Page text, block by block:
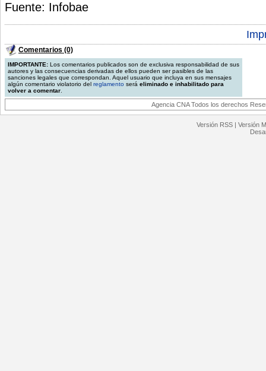
Fuente: Infobae
Comentarios (0)
IMPORTANTE: Los comentarios publicados son de exclusiva responsabilidad de sus
autores y las consecuencias derivadas de ellos pueden ser pasibles de las
sanciones legales que correspondan. Aquel usuario que incluya en sus mensajes
algún comentario violatorio del reglamento será eliminado e inhabilitado para
volver a comentar
Agencia CNA Todos los derechos
Versión RSS| Versión